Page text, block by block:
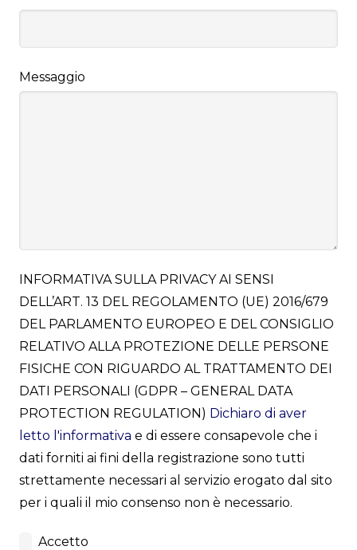
Messaggio
INFORMATIVA SULLA PRIVACY AI SENSI
DELL’ART. 13 DEL REGOLAMENTO (UE) 2016/679
DEL PARLAMENTO EUROPEO E DEL CONSIGLIO
RELATIVO ALLA PROTEZIONE DELLE PERSONE
FISICHE CON RIGUARDO AL TRATTAMENTO DEI
DATI PERSONALI (GDPR – GENERAL DATA
PROTECTION REGULATION) Dichiaro di aver
letto l'informativa e di essere consapevole che i
dati forniti ai fini della registrazione sono tutti
strettamente necessari al servizio erogato dal sito
per i quali il mio consenso non è necessario.
Accetto